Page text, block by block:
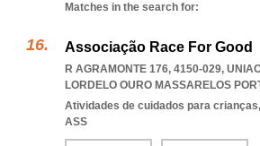
Matches in the search for:
Associação Race For Good
R AGRAMONTE 176, 4150-029,
LORDELO OURO MASSARELOS
Atividades de cuidados para
ASS